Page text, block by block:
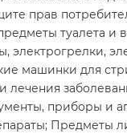
прав
туалета
электрогрелки,
машинки для
лечения
приборы и
Предметы